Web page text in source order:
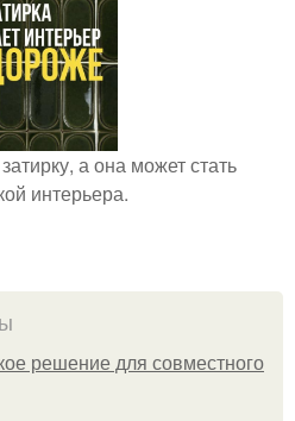
а она может стать
интерьера.
решение для совместного